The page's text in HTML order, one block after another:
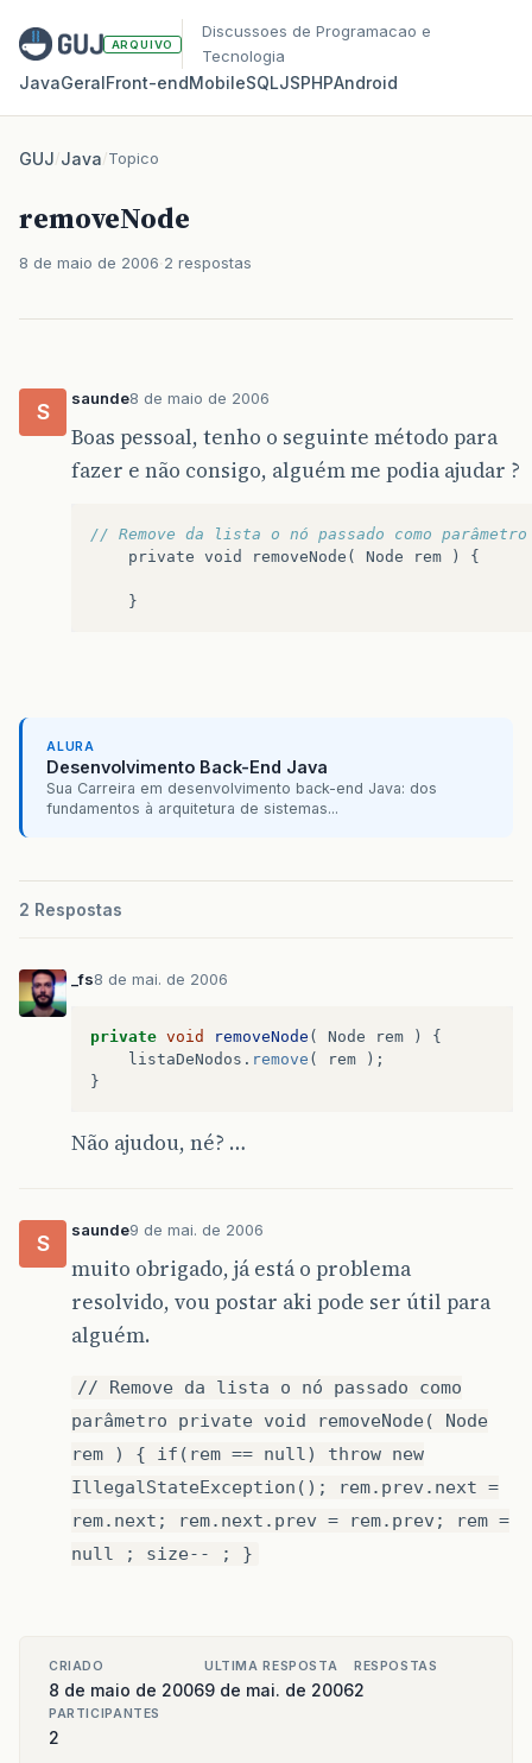
ARQUIVO
Discussoes de Programacao e
Tecnologia
JavaGeralFront‑endMobileSQLJSPHPAndroid
GUJ/Java/Topico
removeNode
8 de maio de 2006 2 respostas
S
saunde8 de maio de 2006
Boas pessoal, tenho o seguinte método para
fazer e não consigo, alguém me podia ajudar ?
// Remove da lista o nó passado como parâmetro
private void removeNode ( Node rem ) {
}
ALURA
Desenvolvimento Back-End Java
Sua Carreira em desenvolvimento back-end Java: dos
fundamentos à arquitetura de sistemas...
2 Respostas
_fs8 de mai. de 2006
private void removeNode ( Node rem )
{
listaDeNodos . remove ( rem
);
}
Não ajudou, né? …
S
saunde9 de mai. de 2006
muito obrigado, já está o problema
resolvido, vou postar aki pode ser útil para
alguém.
// Remove da lista o nó passado como
parâmetro private void removeNode( Node
rem ) { if(rem == null) throw new
IllegalStateException(); rem.prev.next =
rem.next; rem.next.prev = rem.prev; rem =
null ; size-- ; }
CRIADO
8 de maio de 2006
ULTIMA RESPOSTA
9 de mai. de 2006
RESPOSTAS
2
PARTICIPANTES
2